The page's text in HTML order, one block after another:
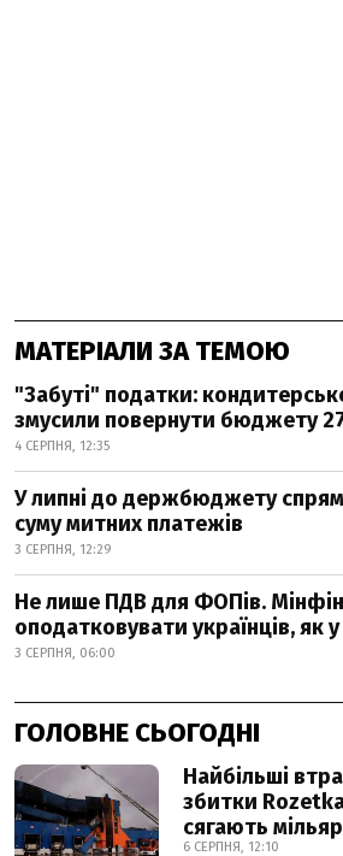
МАТЕРІАЛИ ЗА ТЕМОЮ
"Забуті" податки:
змусили повернути бюджету
4 СЕРПНЯ, 12:35
У липні до держбюджету
суму митних платежів
3 СЕРПНЯ, 12:29
Не лише ПДВ для ФОПів.
оподатковувати українців, як
3 СЕРПНЯ, 06:00
ГОЛОВНЕ СЬОГОДНІ
Найбільші
збитки
сягають
6 СЕРПНЯ, 12:10